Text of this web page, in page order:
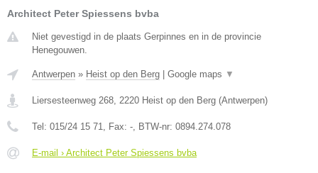
Architect Peter Spiessens bvba
Niet gevestigd in de plaats Gerpinnes en in de provincie
Henegouwen.
Antwerpen » Heist op den Berg Google maps ▼
Liersesteenweg 268, 2220 Heist op den Berg (Antwerpen)
Tel: 015/24 15 71, Fax: -, BTW-nr: 0894.274.078
E-mail › Architect Peter Spiessens bvba